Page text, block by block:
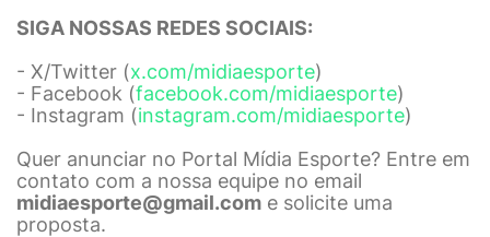
SIGA NOSSAS REDES SOCIAIS:
- X/Twitter (x.com/midiaesporte)
- Facebook (facebook.com/midiaesporte)
- Instagram (instagram.com/midiaesporte)
Quer anunciar no Portal Mídia Esporte? Entre em
contato com a nossa equipe no email
midiaesporte@gmail.com e solicite uma
proposta.